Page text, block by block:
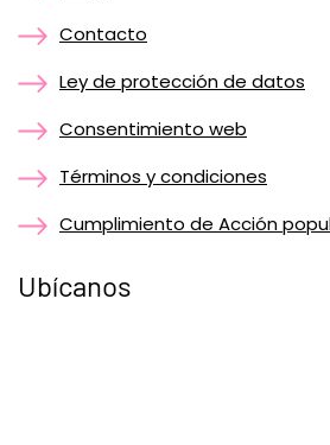
Contacto
Ley de protección de datos
Consentimiento web
Términos y condiciones
Cumplimiento de Acción
Ubícanos